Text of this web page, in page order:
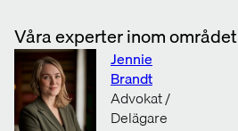
Våra experter inom området
Jennie
Brandt
Advokat /
Delägare